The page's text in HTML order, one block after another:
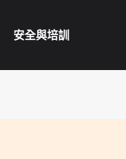
安全與培訓